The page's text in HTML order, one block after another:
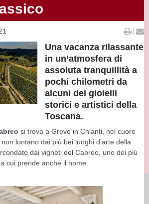
|
Una vacanza rilassante
in un’atmosfera di
assoluta tranquillità a
pochi chilometri da
alcuni dei gioielli
storici e artistici della
Toscana.
si trova a Greve in Chianti, nel cuore
lontano dai più bei luoghi d’arte della
dai vigneti del Cabreo, uno dei più
cui prende anche il nome.